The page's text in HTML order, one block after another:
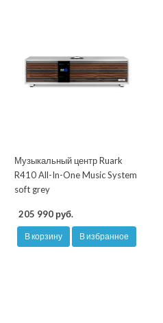
Музыкальный центр Ruark
R410 All-In-One Music System
soft grey
205 990 руб.
В корзину В избранное